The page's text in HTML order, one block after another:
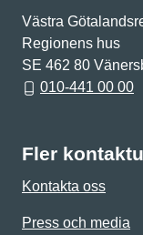
Västra
Regionens hus
SE 462 80
010-441 00 00
Fler
Kontakta oss
Press och media